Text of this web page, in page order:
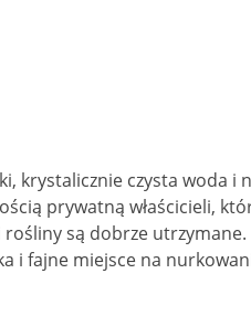
krystalicznie czysta woda i
prywatną właścicieli,
są dobrze utrzymane.
i fajne miejsce na